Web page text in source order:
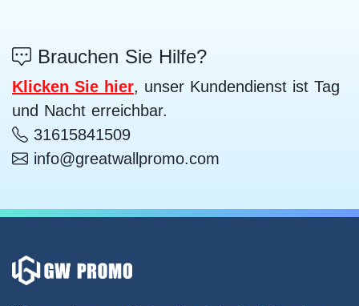
Brauchen Sie Hilfe?
Klicken Sie hier, unser Kundendienst ist Tag
und Nacht erreichbar.
31615841509
info@greatwallpromo.com